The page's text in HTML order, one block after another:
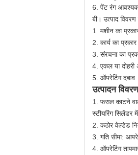
6. पेंट रंग
बी। उत्पाद
1. मशीन का
2. कार्य का
3. संरचना का
4. एकल या दोहरी
5. ऑपरेटिंग दबाव
उत्पादन
1. फसल काटने
स्टीयरिंग सिलेंडर
2. कठोर वेल्डेड
3. गति सीमा:
4. ऑपरेटिंग